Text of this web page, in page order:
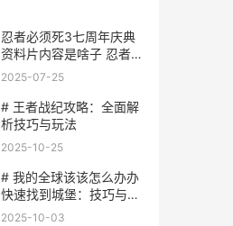
忍者必须死3七周年庆典
资料片内容是啥子 忍者必
须死3七周年庆什么时候
2025-07-25
# 王者战纪攻略：全面解
析技巧与玩法
2025-10-25
# 我的全球该该怎么办办
快速找到城堡：技巧与玩
法全攻略
2025-10-03